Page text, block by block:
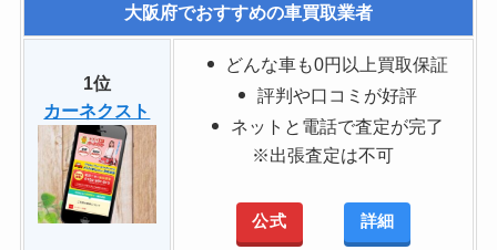
大阪府でおすすめの車買取業者
1位
カーネクスト
どんな車も0円以上買取保証
評判や口コミが好評
ネットと電話で査定が完了
※出張査定は不可
公式 詳細